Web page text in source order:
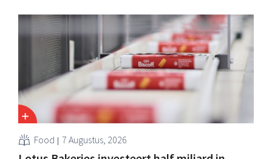
andere Guiness en voorgemixte cocktails.
Food 7 Augustus, 2026